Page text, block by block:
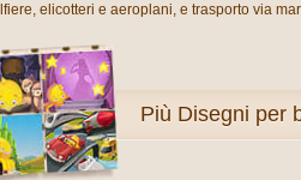
elicotteri e aeroplani, e trasporto via
Più Disegni per